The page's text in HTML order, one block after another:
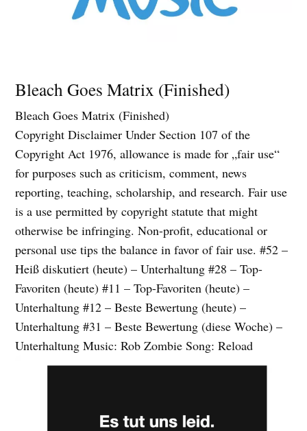
Bleach Goes Matrix (Finished)
Bleach Goes Matrix (Finished)
Copyright Disclaimer Under Section 107 of the
Copyright Act 1976, allowance is made for „fair use“
for purposes such as criticism, comment, news
reporting, teaching, scholarship, and research. Fair use
is a use permitted by copyright statute that might
otherwise be infringing. Non-profit, educational or
personal use tips the balance in favor of fair use. #52 –
Heiß diskutiert (heute) – Unterhaltung #28 – Top-
Favoriten (heute) #11 – Top-Favoriten (heute) –
Unterhaltung #12 – Beste Bewertung (heute) –
Unterhaltung #31 – Beste Bewertung (diese Woche) –
Unterhaltung Music: Rob Zombie Song: Reload